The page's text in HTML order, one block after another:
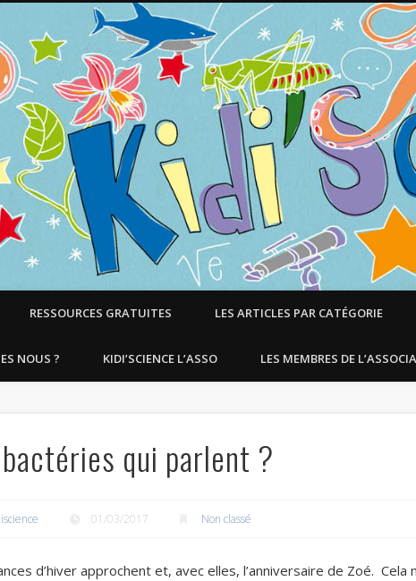
aux Enfants !
RESSOURCES GRATUITES LES ARTICLES PAR CATÉGORIE
NOUS ? KIDI’SCIENCE L’ASSO LES MEMBRES DE
qui parlent ?
01/03/2017 Non classé
d’hiver approchent et, avec elles, l’anniversaire de Zoé. Cela